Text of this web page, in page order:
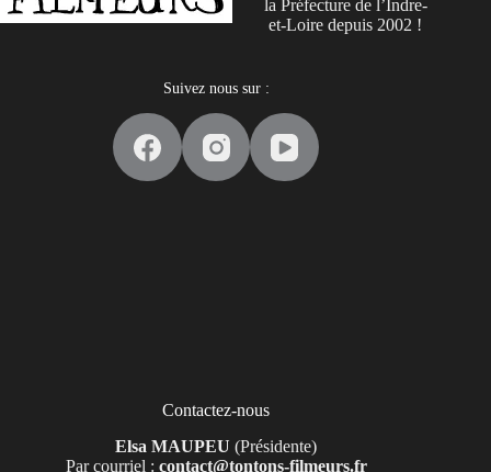
la Préfecture de l’Indre-
et-Loire depuis 2002 !
Suivez nous sur :
Contactez-nous
Elsa MAUPEU (Présidente)
Par courriel : contact@tontons-filmeurs.fr